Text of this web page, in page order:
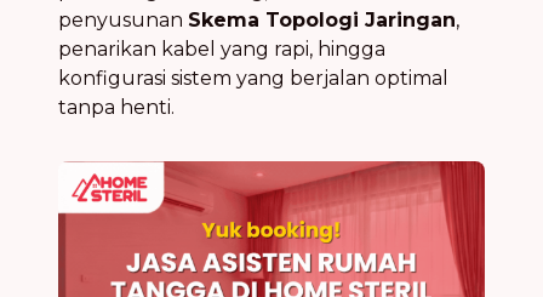
penyusunan Skema Topologi Jaringan,
penarikan kabel yang rapi, hingga
konfigurasi sistem yang berjalan optimal
tanpa henti.